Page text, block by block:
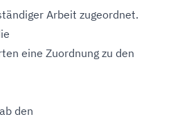
Arbeit zugeordnet.
eine Zuordnung zu den
den